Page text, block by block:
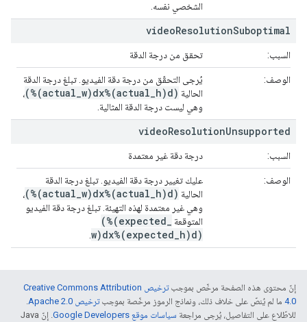
الشخصي نفسه.
videoResolutionSuboptimal
السبب: تحقق من درجة الدقة
الوصف:
يُرجى التحقّق من درجة دقة الفيديو. تبلغ درجة الدقة
الحالية (%(actual_w)dx%(actual_h)d)،
وهي ليست درجة الدقة المثالية.
videoResolutionUnsupported
السبب: درجة دقة غير معتمدة
الوصف:
عليك تغيير درجة دقة الفيديو. تبلغ درجة الدقة
الحالية
(%(actual w)dx%(actual h)d)
،
وهي غير معتمدة لهذه التهيئة. تبلغ درجة دقة الفيديو
المتوقعة
(%(expected
w)dx%(expected h)d)
إنّ محتوى هذه الصفحة مرخّص بموجب
ترخيص Creative Commons Attribution
4.0‏ ما لم يُنصّ على خلاف ذلك، ونماذج الرموز مرخّصة بموجبترخيص Apache 2.0‏
.
للاطّلاع على التفاصيل، يُرجى مراجعة سياسات موقع Google Developers‏
. إنّ Java